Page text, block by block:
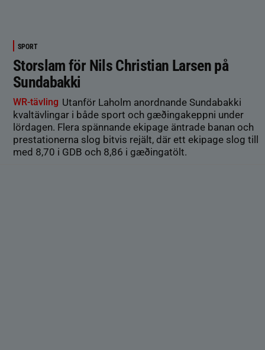
SPORT
Storslam för Nils Christian Larsen på
Sundabakki
WR-tävling Utanför Laholm anordnande Sundabakki
kvaltävlingar i både sport och gæðingakeppni under
lördagen. Flera spännande ekipage äntrade banan och
prestationerna slog bitvis rejält, där ett ekipage slog till
med 8,70 i GDB och 8,86 i gæðingatölt.